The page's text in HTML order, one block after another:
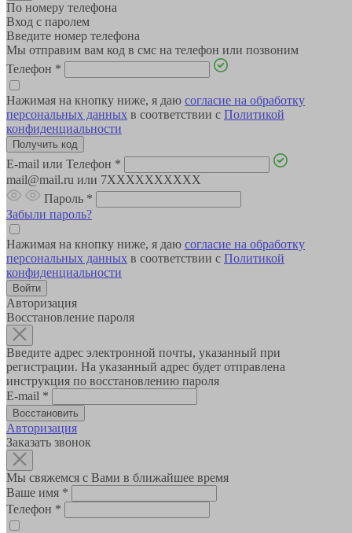
По номеру телефона
Вход с паролем
Введите номер телефона
Мы отправим вам код в смс на телефон или позвоним
Телефон *
Нажимая на кнопку ниже, я даю согласие на обработку
персональных данных в соответствии с Политикой
конфиденциальности
E-mail или Телефон *
mail@mail.ru или 7XXXXXXXXXX
Пароль *
Забыли пароль?
Нажимая на кнопку ниже, я даю согласие на обработку
персональных данных в соответствии с Политикой
конфиденциальности
Авторизация
Восстановление пароля
Введите адрес электронной почты, указанный при
регистрации. На указанный адрес будет отправлена
инструкция по восстановлению пароля
E-mail *
Авторизация
Заказать звонок
Мы свяжемся с Вами в ближайшее время
Ваше имя *
Телефон *